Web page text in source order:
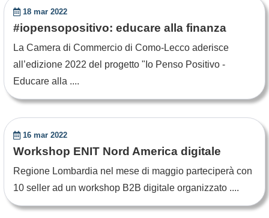
18 mar 2022
#iopensopositivo: educare alla finanza
La Camera di Commercio di Como-Lecco aderisce
all’edizione 2022 del progetto "Io Penso Positivo -
Educare alla ....
16 mar 2022
Workshop ENIT Nord America digitale
Regione Lombardia nel mese di maggio parteciperà con
10 seller ad un workshop B2B digitale organizzato ....